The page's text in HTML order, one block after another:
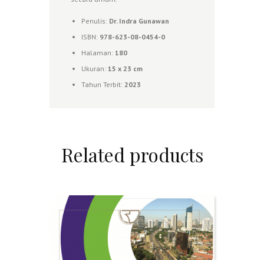
Penulis: Dr. Indra Gunawan
ISBN: 978-623-08-0454-0
Halaman: 180
Ukuran: 15 x 23 cm
Tahun Terbit: 2023
Related products